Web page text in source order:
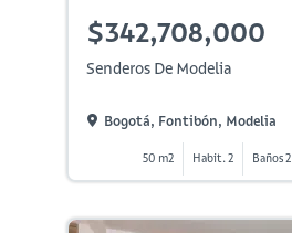
$342,708,000
Senderos De Modelia
Bogotá, Fontibón, Modelia
50 m2 Habit. 2 Baños 2